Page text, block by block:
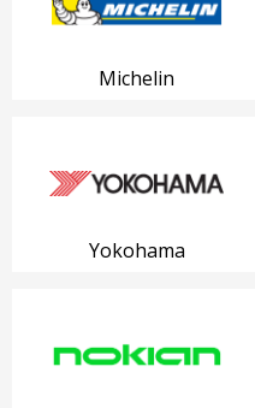
Michelin
Yokohama